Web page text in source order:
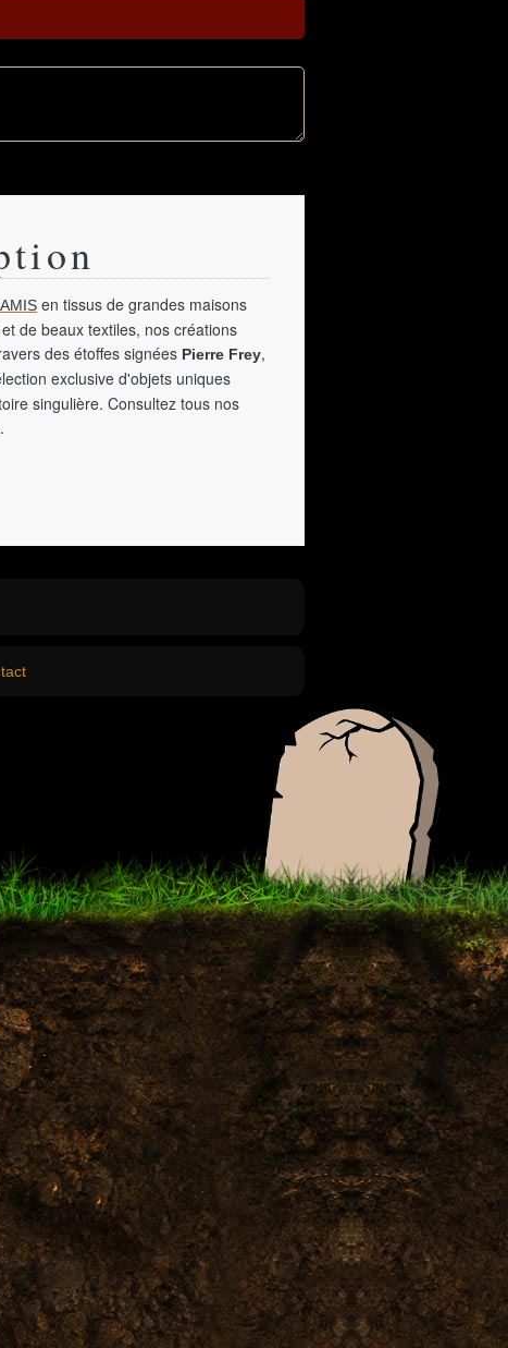
en tissus de grandes maisons
de beaux textiles, nos créations
des étoffes signées Pierre Frey,
exclusive d'objets uniques
singulière. Consultez tous nos